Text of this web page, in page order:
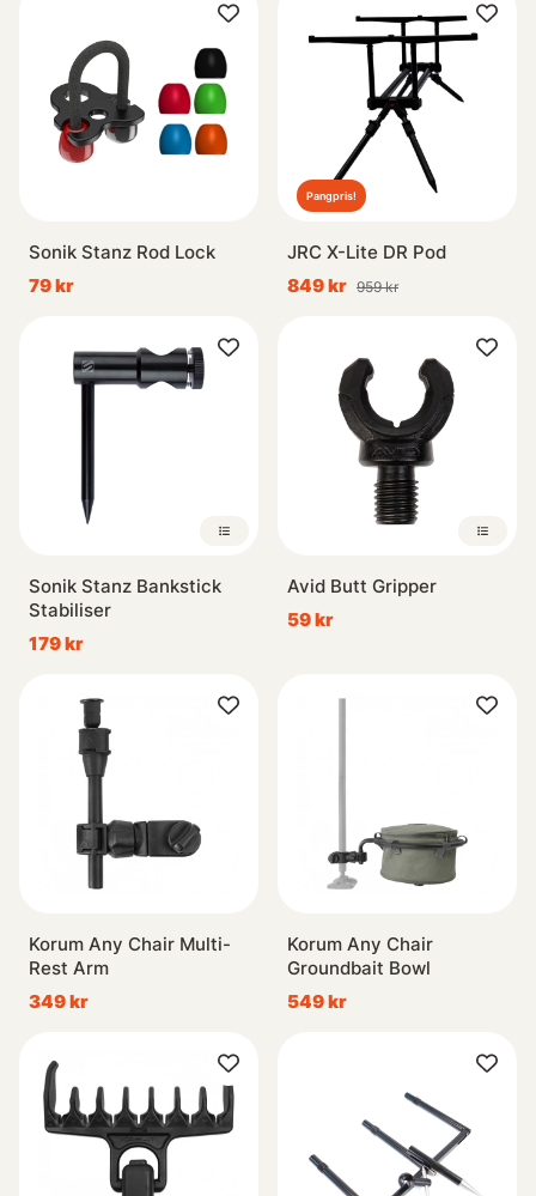
Sonik Stanz Rod Lock
79 kr
Pangpris!
JRC X-Lite DR Pod
849 kr 959 kr
Sonik Stanz Bankstick
Stabiliser
179 kr
Avid Butt Gripper
59 kr
Korum Any Chair Multi-
Rest Arm
349 kr
Korum Any Chair
Groundbait Bowl
549 kr